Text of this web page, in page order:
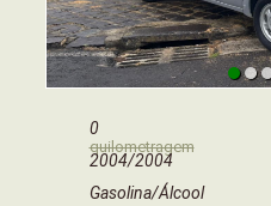
0
quilometragem
2004/2004
Gasolina/Álcool